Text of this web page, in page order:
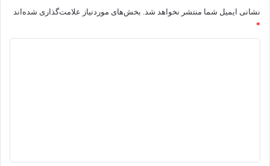
نشانی ایمیل شما منتشر نخواهد شد. بخش‌های موردنیاز علامت‌گذاری شده‌اند
*